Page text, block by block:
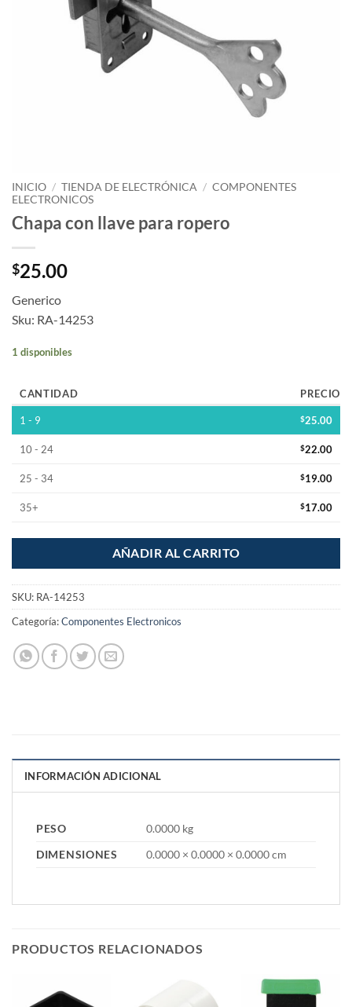
INICIO / TIENDA DE ELECTRÓNICA / COMPONENTES
ELECTRONICOS
Chapa con llave para ropero
$25.00
Generico
Sku: RA-14253
1 disponibles
CANTIDAD PRECIO
1 - 9 $25.00
10 - 24 $22.00
25 - 34 $19.00
35+ $17.00
AÑADIR AL CARRITO
SKU: RA-14253
Categoría:Componentes Electronicos
INFORMACIÓN ADICIONAL
PESO
0.0000 kg
DIMENSIONES
0.0000 × 0.0000 × 0.0000 cm
PRODUCTOS RELACIONADOS